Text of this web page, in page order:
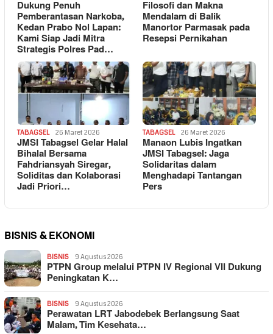
Dukung Penuh
Pemberantasan Narkoba,
Kedan Prabo Nol Lapan:
Kami Siap Jadi Mitra
Strategis Polres Pad…
Filosofi dan Makna
Mendalam di Balik
Manortor Parmasak pada
Resepsi Pernikahan
TABAGSEL 26 Maret 2026
JMSI Tabagsel Gelar Halal
Bihalal Bersama
Fahdriansyah Siregar,
Soliditas dan Kolaborasi
Jadi Priori…
TABAGSEL 26 Maret 2026
Manaon Lubis Ingatkan
JMSI Tabagsel: Jaga
Solidaritas dalam
Menghadapi Tantangan
Pers
BISNIS & EKONOMI
BISNIS 9 Agustus 2026
PTPN Group melalui PTPN IV Regional VII Dukung
Peningkatan K…
BISNIS 9 Agustus 2026
Perawatan LRT Jabodebek Berlangsung Saat
Malam, Tim Kesehata…